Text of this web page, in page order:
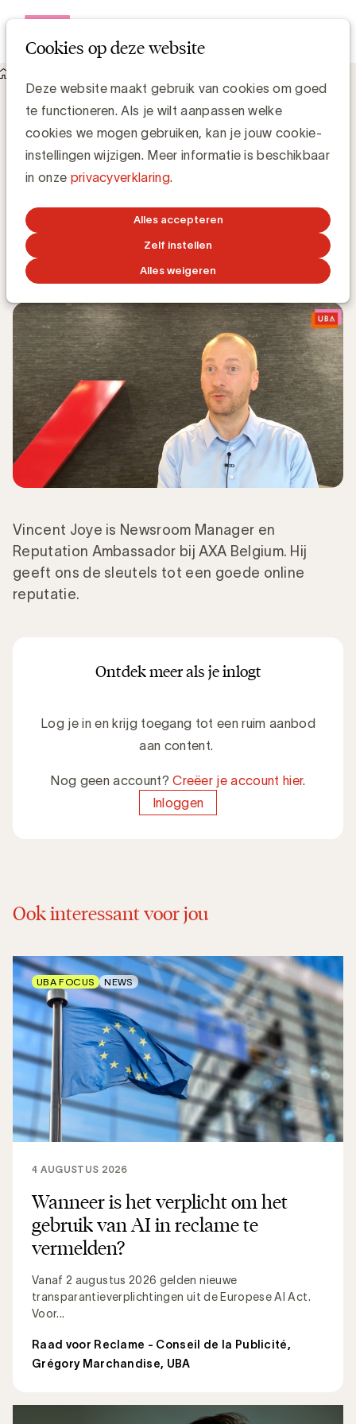
Cookies op deze website
Deze website maakt gebruik van cookies om goed
te functioneren. Als je wilt aanpassen welke
cookies we mogen gebruiken, kan je jouw cookie-
instellingen wijzigen. Meer informatie is beschikbaar
in onze privacyverklaring.
Alles accepteren
Zelf instellen
Alles weigeren
Drie vragen aan Vincent Joye, AXA, over e-Reputation
Drie vragen aan Vincent Joye, AXA, over
e-Reputation
Grégory Marchandise, UBA
Domain lead Data & Technology and Content
12 NOVEMBER 2018
Vincent Joye is Newsroom Manager en
Reputation Ambassador bij AXA Belgium. Hij
geeft ons de sleutels tot een goede online
reputatie.
Ontdek meer als je inlogt
Log je in en krijg toegang tot een ruim aanbod
aan content.
Nog geen account?Creëer je account hier.
Inloggen
Ook interessant voor jou
Wanneer is het verplicht om het
gebruik van AI in reclame te
vermelden?
Vanaf 2 augustus 2026 gelden nieuwe
transparantieverplichtingen uit de Europese AI Act.
Voor...
4 AUGUSTUS 2026
Raad voor Reclame - Conseil de la Publicité,
Grégory Marchandise, UBA
UBA FOCUS NEWS